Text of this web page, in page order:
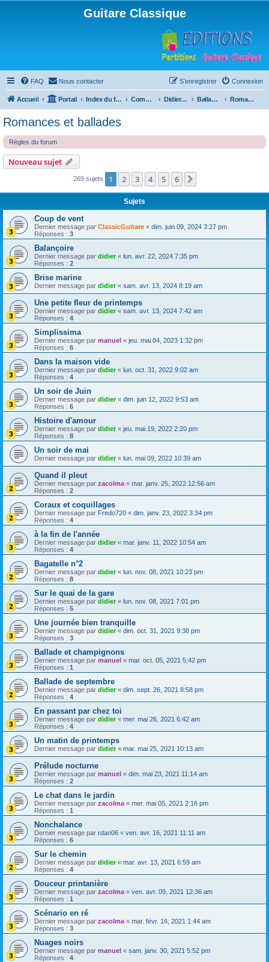
Guitare Classique
FAQ Nous contacter Connexion
S’enregistrer
Accueil Portail Index du forum Compositions Didierland Ballades et autres réveries Romances et ballades
Romances et ballades
Règles du forum
Nouveau sujet
269 sujets 1 2 3 4 5 6
Sujets
Coup de vent
Dernier message par ClassicGuitare « dim. juin 09, 2024 3:27 pm
Réponses : 3
Balançoire
Dernier message par didier« lun. avr. 22, 2024 7:35 pm
Réponses : 2
Brise marine
Dernier message par didier« sam. avr. 13, 2024 8:19 am
Une petite fleur de printemps
Dernier message par didier« sam. avr. 13, 2024 7:42 am
Réponses : 4
Simplissima
Dernier message par manuel « jeu. mai 04, 2023 1:32 pm
Réponses : 6
Dans la maison vide
Dernier message par didier« lun. oct. 31, 2022 9:02 am
Réponses : 4
Un soir de Juin
Dernier message par didier« dim. juin 12, 2022 9:53 am
Réponses : 6
Histoire d'amour
Dernier message par didier« jeu. mai 19, 2022 2:20 pm
Réponses : 8
Un soir de mai
Dernier message par didier« lun. mai 09, 2022 10:39 am
Quand il pleut
Dernier message par zacolma « mar. janv. 25, 2022 12:56 am
Réponses : 2
Coraux et coquillages
Dernier message par Fredo720 « dim. janv. 23, 2022 3:34 pm
Réponses : 4
à la fin de l'année
Dernier message par didier« mar. janv. 11, 2022 10:54 am
Réponses : 4
Bagatelle n°2
Dernier message par didier« lun. nov. 08, 2021 10:23 pm
Réponses : 8
Sur le quai de la gare
Dernier message par didier« lun. nov. 08, 2021 7:01 pm
Réponses : 5
Une journée bien tranquille
Dernier message par didier« dim. oct. 31, 2021 9:38 pm
Réponses : 3
Ballade et champignons
Dernier message par manuel « mar. oct. 05, 2021 5:42 pm
Réponses : 1
Ballade de septembre
Dernier message par didier« dim. sept. 26, 2021 8:58 pm
Réponses : 4
En passant par chez toi
Dernier message par didier« mer. mai 26, 2021 6:42 am
Réponses : 4
Un matin de printemps
Dernier message par didier« mar. mai 25, 2021 10:13 am
Prélude nocturne
Dernier message par manuel « dim. mai 23, 2021 11:14 am
Réponses : 2
Le chat dans le jardin
Dernier message par zacolma « mer. mai 05, 2021 2:16 pm
Réponses : 1
Nonchalance
Dernier message par rdan06 « ven. avr. 16, 2021 11:11 am
Réponses : 6
Sur le chemin
Dernier message par didier« mar. avr. 13, 2021 6:59 am
Réponses : 4
Douceur printanière
Dernier message par zacolma « ven. avr. 09, 2021 12:36 am
Réponses : 1
Scénario en ré
Dernier message par zacolma « mar. févr. 16, 2021 1:44 am
Réponses : 3
Nuages noirs
Dernier message par manuel « sam. janv. 30, 2021 5:52 pm
Réponses : 4